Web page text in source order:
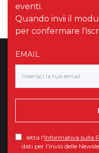
eventi.
Quando invii il
per confermare
EMAIL
letta l'Informativa sulla
dati per l'invio delle